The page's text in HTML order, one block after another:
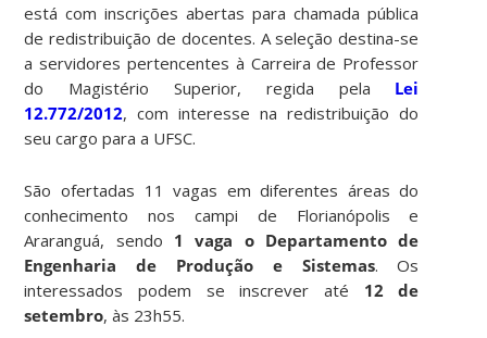
está com inscrições abertas para chamada pública
de redistribuição de docentes. A seleção destina-se
a servidores pertencentes à Carreira de Professor
do Magistério Superior, regida pela Lei
12.772/2012, com interesse na redistribuição do
seu cargo para a UFSC.
São ofertadas 11 vagas em diferentes áreas do
conhecimento nos campi de Florianópolis e
Araranguá, sendo 1 vaga o Departamento de
Engenharia de Produção e Sistemas. Os
interessados podem se inscrever até 12 de
setembro, às 23h55.